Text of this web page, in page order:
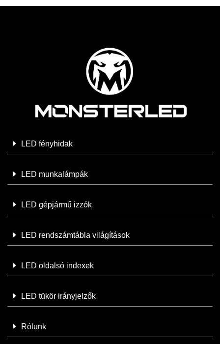
LED fényhidak
LED munkalámpák
LED gépjármű izzók
LED rendszámtábla világítások
LED oldalsó indexek
LED tükör irányjelzők
Rólunk